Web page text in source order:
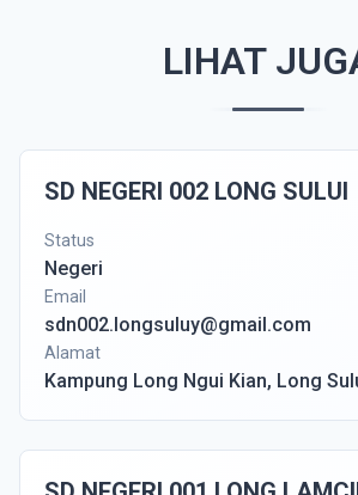
LIHAT
SD NEGERI 002 LONG SULUI
Status
Negeri
Email
sdn002.longsuluy@gmail.com
Alamat
Kampung Long Ngui Kian, Long